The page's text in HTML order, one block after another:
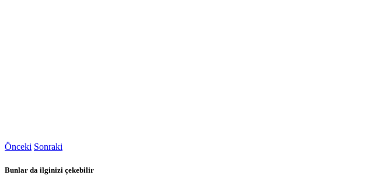
Önceki Sonraki
Bunlar da ilginizi çekebilir